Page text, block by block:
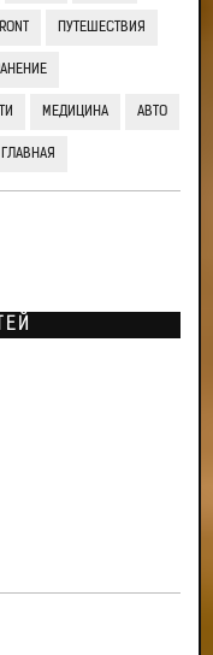
ПУТЕШЕСТВИЯ
МЕДИЦИНА АВТО
ГЛАВНАЯ